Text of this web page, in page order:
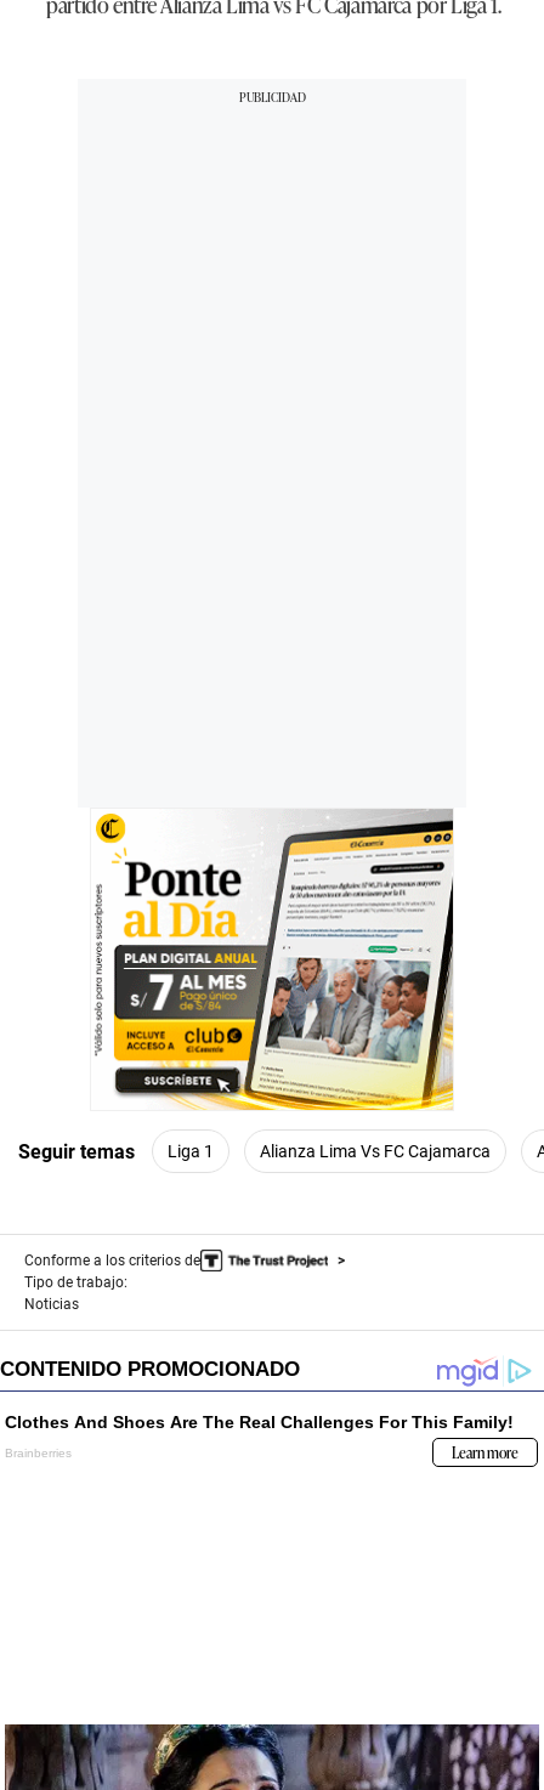
Seguir temas Liga 1 Alianza Lima Vs FC Cajamarca
Conforme a los criterios de
Tipo de trabajo:
Noticias